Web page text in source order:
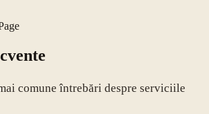
comune întrebări despre serviciile